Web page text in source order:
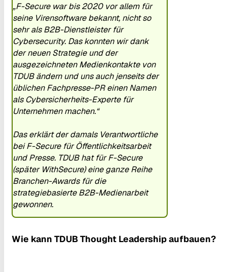
„F-Secure war bis 2020 vor allem für
seine Virensoftware bekannt, nicht so
sehr als B2B-Dienstleister für
Cybersecurity. Das konnten wir dank
der neuen Strategie und der
ausgezeichneten Medienkontakte von
TDUB ändern und uns auch jenseits der
üblichen Fachpresse-PR einen Namen
als Cybersicherheits-Experte für
Unternehmen machen.“
Das erklärt der damals Verantwortliche
bei F-Secure für Öffentlichkeitsarbeit
und Presse. TDUB hat für F-Secure
(später WithSecure) eine ganze Reihe
Branchen-Awards für die
strategiebasierte B2B-Medienarbeit
gewonnen.
Wie kann TDUB Thought Leadership aufbauen?